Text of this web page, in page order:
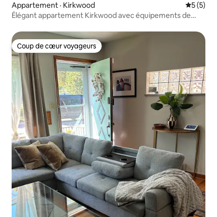
Appartement · Kirkwood Note
5 (5)
Élégant appartement Kirkwood avec équipements de
Coup de cœur voyageurs
Coup de cœur voyageurs